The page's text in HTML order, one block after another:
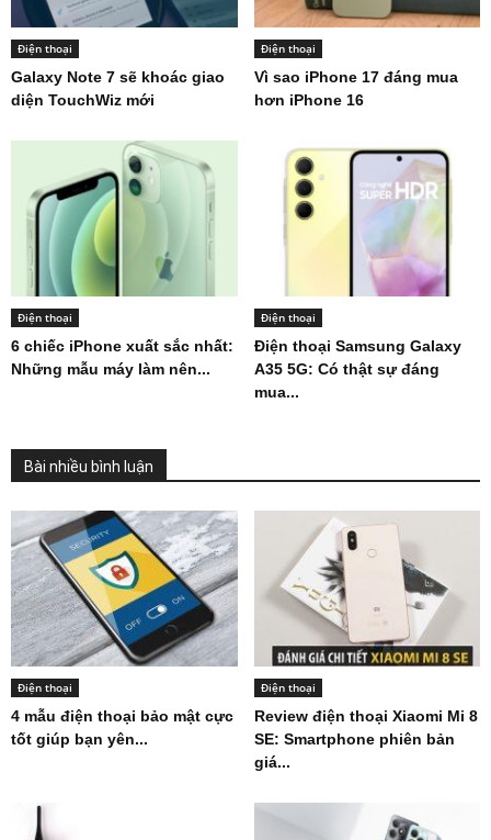
Điện thoại
Galaxy Note 7 sẽ khoác giao
diện TouchWiz mới
Điện thoại
Vì sao iPhone 17 đáng mua
hơn iPhone 16
Điện thoại
6 chiếc iPhone xuất sắc nhất:
Những mẫu máy làm nên...
Điện thoại
Điện thoại Samsung Galaxy
A35 5G: Có thật sự đáng
mua...
Bài nhiều bình luận
Điện thoại
4 mẫu điện thoại bảo mật cực
tốt giúp bạn yên...
Điện thoại
Review điện thoại Xiaomi Mi 8
SE: Smartphone phiên bản
giá...